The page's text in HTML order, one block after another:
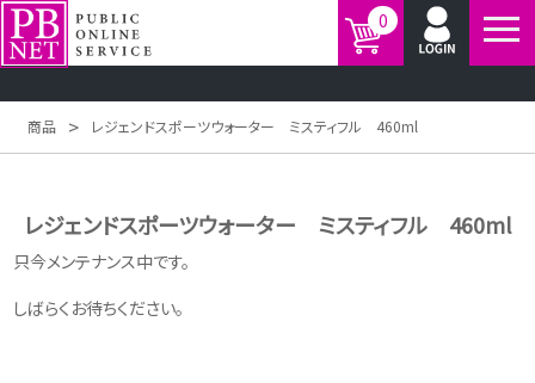
0
商品 > レジェンドスポーツウォーター ミスティフル 460ml
レジェンドスポーツウォーター ミスティフル 460ml
只今メンテナンス中です。
しばらくお待ちください。